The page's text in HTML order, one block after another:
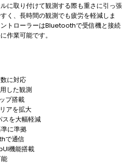
に取り付けて観測する際も重さに引っ張
く、長時間の観測でも疲労を軽減しま
トローラーはBluetoothで受信機と接続
作業可能です。
に対応
した観測
プ搭載
アを拡大
スを大幅軽減
に準拠
で通信
機能搭載